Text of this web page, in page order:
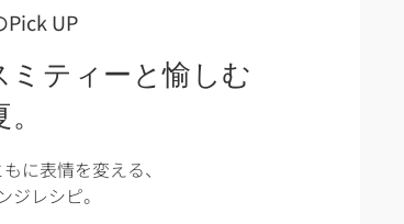
Pick UP
ミティーと愉しむ
に表情を変える、
ジレシピ。